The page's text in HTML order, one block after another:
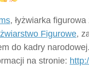
, łyżwiarka
Figurowe,
do kadry narodowej.
na stronie: